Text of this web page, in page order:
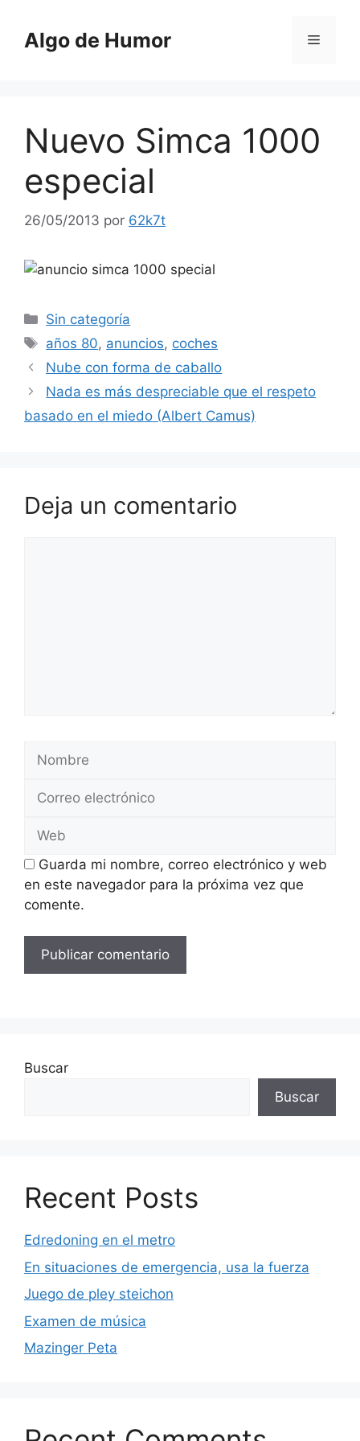
contenido
Algo de Humor Menú
Nuevo Simca 1000
especial
26/05/2013 por 62k7t
Categorías
Sin categoría
Etiquetas
años 80, anuncios, coches
Nube con forma de caballo
Nada es más despreciable que el respeto
basado en el miedo (Albert Camus)
Deja un comentario
Nombre
Correo
Web
Guarda mi nombre, correo electrónico y web
en este navegador para la próxima vez que
comente.
Buscar
Buscar
Recent Posts
Edredoning en el metro
En situaciones de emergencia, usa la fuerza
Juego de pley steichon
Examen de música
Mazinger Peta